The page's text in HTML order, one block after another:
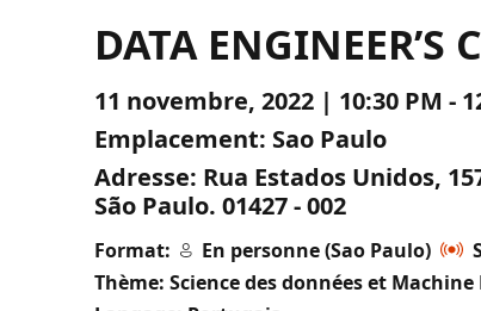
DATA ENGINEER’S
11 novembre, 2022 | 10:30 PM -
Emplacement: Sao Paulo
Adresse: Rua Estados Unidos,
São Paulo. 01427 - 002
Format: En personne (Sao Paulo)
Thème: Science des données et